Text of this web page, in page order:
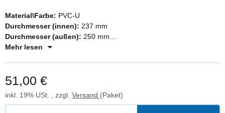
Material\Farbe: PVC-U
Durchmesser (innen): 237 mm
Durchmesser (außen): 250 mm
Winkel:45°
Mehr lesen
51,00 €
inkl. 19% USt. , zzgl. Versand (Paket)